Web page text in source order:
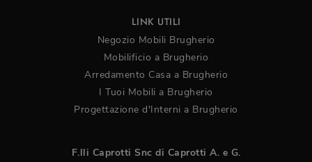
LINK UTILI
Negozio Mobili Brugherio
Mobilificio a Brugherio
Arredamento Casa a Brugherio
I Tuoi Mobili a Brugherio
Progettazione d'Interni a Brugherio
F.lli Caprotti Snc di Caprotti A. e G.